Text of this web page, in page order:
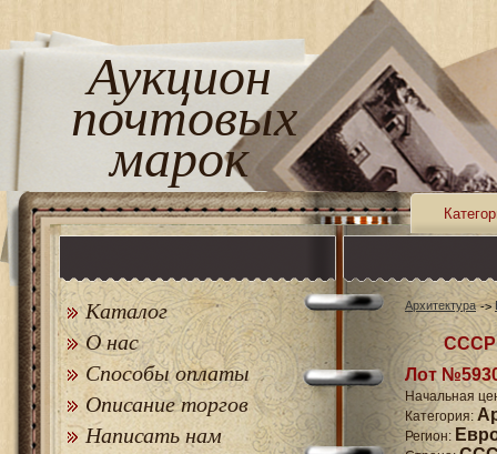
Аукцион
почтовых
марок
Каталог
О нас
Способы оплаты
Описание торгов
Написать нам
Архитектура
СССР
Лот
Начальная
Категория:
Регион: